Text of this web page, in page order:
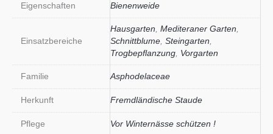
Eigenschaften Bienenweide
Einsatzbereiche
Hausgarten Mediteraner Garten
Schnittblume Steingarten
Trogbepflanzung Vorgarten
Familie Asphodelaceae
Herkunft Fremdländische Staude
Pflege Vor Winternässe schützen !